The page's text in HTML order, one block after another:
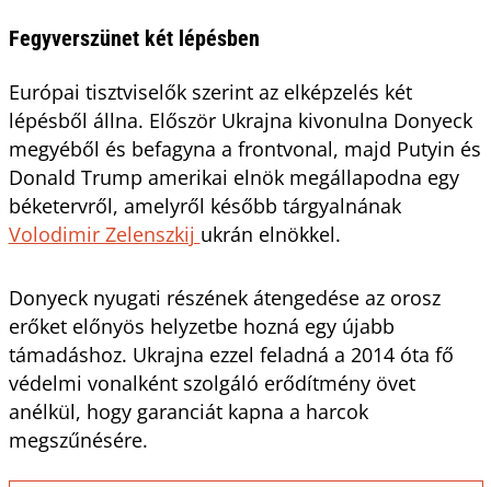
Fegyverszünet két lépésben
Európai tisztviselők szerint az elképzelés két
lépésből állna. Először Ukrajna kivonulna Donyeck
megyéből és befagyna a frontvonal, majd Putyin és
Donald Trump amerikai elnök megállapodna egy
béketervről, amelyről később tárgyalnának
Volodimir Zelenszkij ukrán elnökkel.
Donyeck nyugati részének átengedése az orosz
erőket előnyös helyzetbe hozná egy újabb
támadáshoz. Ukrajna ezzel feladná a 2014 óta fő
védelmi vonalként szolgáló erődítmény övet
anélkül, hogy garanciát kapna a harcok
megszűnésére.